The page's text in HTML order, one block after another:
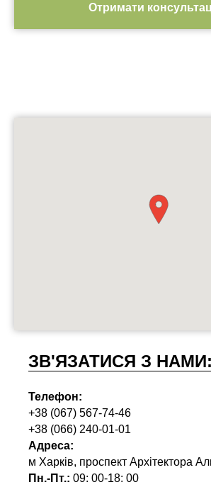
Отримати
ЗВ'ЯЗАТИСЯ З НАМИ:
Телефон:
+38 (067) 567-74-46
+38 (066) 240-01-01
Адреса:
м Харків, проспект Архітектора
Пн.-Пт.: 09: 00-18: 00